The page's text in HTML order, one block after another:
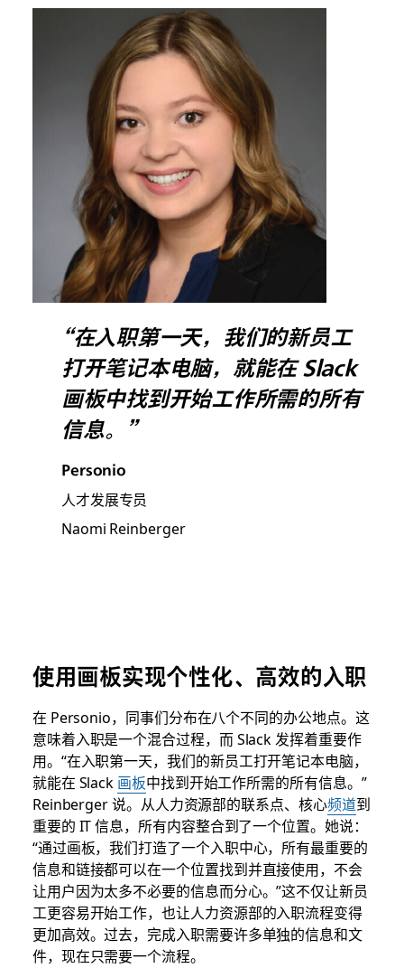
“在入职第一天，我们的新员工
打开笔记本电脑，就能在 Slack
画板中找到开始工作所需的所有
信息。”
Personio
人才发展专员
Naomi Reinberger
使用画板实现个性化、高效的入职
在 Personio，同事们分布在八个不同的办公地点。这
意味着入职是一个混合过程，而 Slack 发挥着重要作
用。“在入职第一天，我们的新员工打开笔记本电脑，
就能在 Slack 画板中找到开始工作所需的所有信息。”
Reinberger 说。从人力资源部的联系点、核心频道到
重要的 IT 信息，所有内容整合到了一个位置。她说：
“通过画板，我们打造了一个入职中心，所有最重要的
信息和链接都可以在一个位置找到并直接使用，不会
让用户因为太多不必要的信息而分心。”这不仅让新员
工更容易开始工作，也让人力资源部的入职流程变得
更加高效。过去，完成入职需要许多单独的信息和文
件，现在只需要一个流程。